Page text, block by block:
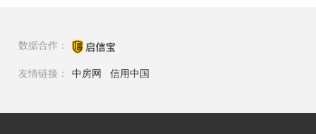
数据合作：
友情链接： 中房网 信用中国